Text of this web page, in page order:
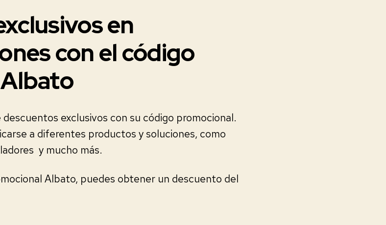
en
con el código
exclusivos con su código promocional.
a diferentes productos y soluciones, como
y mucho más.
Albato, puedes obtener un descuento del